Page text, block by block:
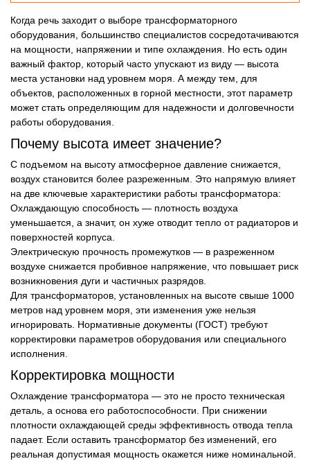
Когда речь заходит о выборе трансформаторного
оборудования, большинство специалистов сосредотачиваются
на мощности, напряжении и типе охлаждения. Но есть один
важный фактор, который часто упускают из виду — высота
места установки над уровнем моря. А между тем, для
объектов, расположенных в горной местности, этот параметр
может стать определяющим для надежности и долговечности
работы оборудования.
Почему высота имеет значение?
С подъемом на высоту атмосферное давление снижается,
воздух становится более разреженным. Это напрямую влияет
на две ключевые характеристики работы трансформатора:
Охлаждающую способность — плотность воздуха
уменьшается, а значит, он хуже отводит тепло от радиаторов и
поверхностей корпуса.
Электрическую прочность промежутков — в разреженном
воздухе снижается пробивное напряжение, что повышает риск
возникновения дуги и частичных разрядов.
Для трансформаторов, установленных на высоте свыше 1000
метров над уровнем моря, эти изменения уже нельзя
игнорировать. Нормативные документы (ГОСТ) требуют
корректировки параметров оборудования или специального
исполнения.
Корректировка мощности
Охлаждение трансформатора — это не просто техническая
деталь, а основа его работоспособности. При снижении
плотности охлаждающей среды эффективность отвода тепла
падает. Если оставить трансформатор без изменений, его
реальная допустимая мощность окажется ниже номинальной.